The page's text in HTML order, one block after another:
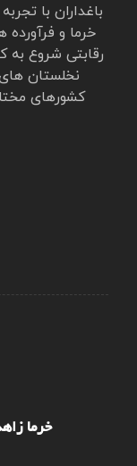
باغداران با
خرما و
رقابتی شروع به
نخلستان
کشورهای
خرما